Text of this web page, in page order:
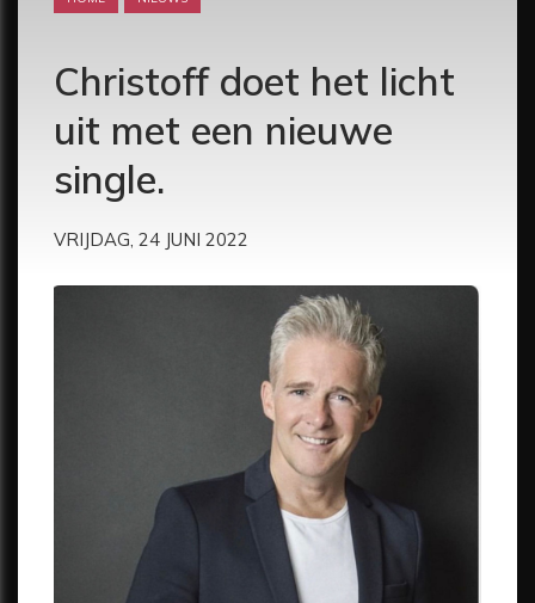
Christoff doet het licht
uit met een nieuwe
single.
VRIJDAG, 24 JUNI 2022